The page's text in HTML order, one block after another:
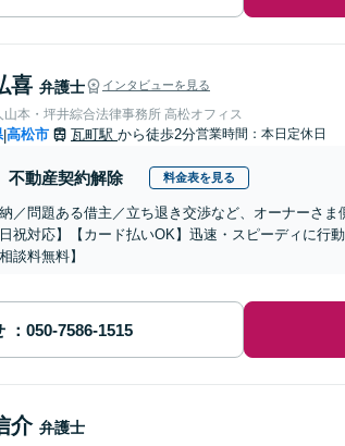
喜 弁護士 インタビューを見る
弁護士法人山本・坪井綜合法律事務所 高松オフィス
|高松市 瓦町駅 から徒歩2分営業時間：本日定休日
不動産契約解除 料金表を見る
／問題ある借主／立ち退き交渉など、オーナーさ
祝対応】【カード払いOK】迅速・スピーディに行
談料無料】
介 弁護士